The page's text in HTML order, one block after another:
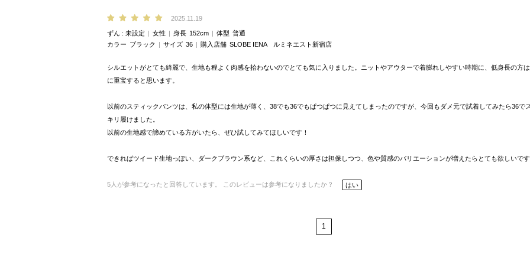
2025.11.19
ずん 未設定 女性 身長 152cm 体型 普通
カラー ブラック サイズ 36 購入店舗 SLOBE IENA ルミネエスト新宿店
シルエットがとても綺麗で、生地も程よく肉感を拾わないのでとても気に入りました。ニットやアウターで着膨れしやすい時期に、低身長の方
に重宝すると思います。
以前のスティックパンツは、私の体型には生地が薄く、38でも36でもぱつぱつに見えてしまったのですが、今回もダメ元で試着してみたら36で
キリ履けました。
以前の生地感で諦めている方がいたら、ぜひ試してみてほしいです！
できればツイード生地っぽい、ダークブラウン系など、これくらいの厚さは担保しつつ、色や質感のバリエーションが増えたらとても欲しいです
5 人が参考になったと回答しています。 このレビューは参考になりましたか？ はい
1